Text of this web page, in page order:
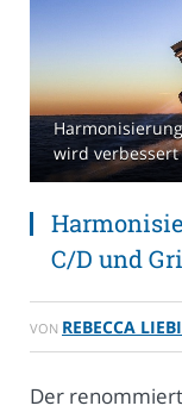
wird verbessert
C/D und
VON REBECCA
Der